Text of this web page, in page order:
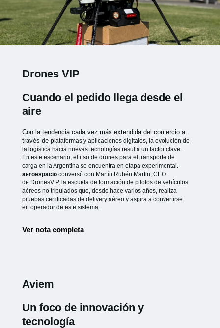
Drones VIP
Cuando el pedido llega desde el
aire
Con la tendencia cada vez más extendida del comercio a
través de plataformas y aplicaciones digitales, la evolución de
la logística hacia nuevas tecnologías resulta un factor clave.
En este escenario, el uso de drones para el transporte de
carga en la Argentina se encuentra en etapa experimental.
aeroespacioconversó con Martín Rubén Martin, CEO
de DronesVIP, la escuela de formación de pilotos de vehículos
aéreos no tripulados que, desde hace varios años, realiza
pruebas certificadas de delivery aéreo y aspira a convertirse
en operador de este sistema.
Ver nota completa
Aviem
Un foco de innovación y
tecnología